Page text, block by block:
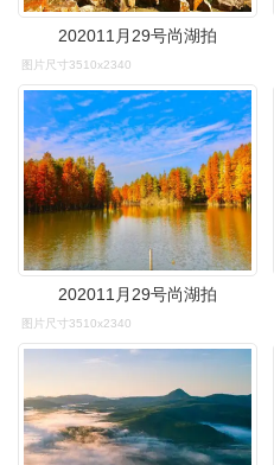
202011月29号尚湖拍
图片尺寸3510x2340
202011月29号尚湖拍
图片尺寸3510x2340